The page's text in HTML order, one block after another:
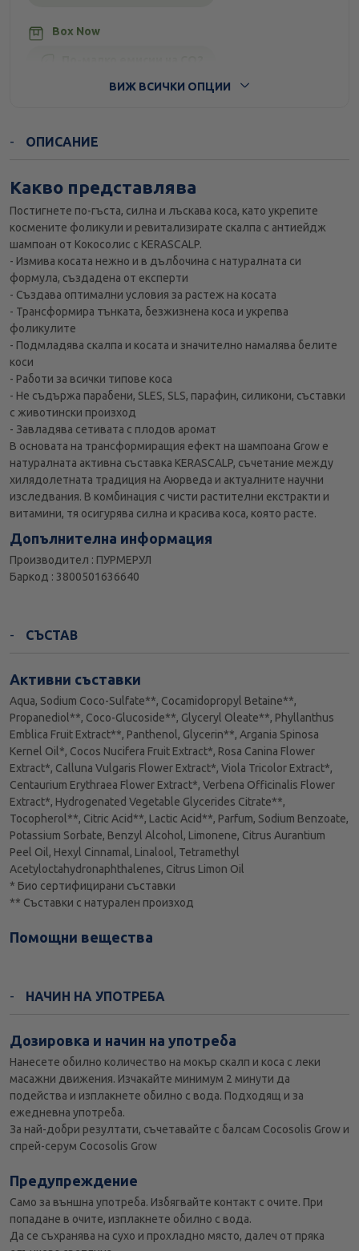
Box Now
ВИЖ ВСИЧКИ ОПЦИИ
ОПИСАНИЕ
Какво представлява
Постигнете по-гъста, силна и лъскава коса, като укрепите
космените фоликули и ревитализирате скалпа с антиейдж
шампоан от Кокосолис с KERASCALP.
- Измива косата нежно и в дълбочина с натуралната си
формула, създадена от експерти
- Създава оптимални условия за растеж на косата
- Трансформира тънката, безжизнена коса и укрепва
фоликулите
- Подмладява скалпа и косата и значително намалява белите
коси
- Работи за всички типове коса
- Не съдържа парабени, SLES, SLS, парафин, силикони, съставки
с животински произход
- Завладява сетивата с плодов аромат
В основата на трансформиращия ефект на шампоана Grow e
натуралната активна съставка KERASCALP, съчетание между
хилядолетната традиция на Аюрведа и актуалните научни
изследвания. В комбинация с чисти растителни екстракти и
витамини, тя осигурява силна и красива коса, която расте.
Допълнителна информация
Производител : ПУРМЕРУЛ
Баркод : 3800501636640
СЪСТАВ
Активни съставки
Aqua, Sodium Coco-Sulfate**, Cocamidopropyl Betaine**,
Propanediol**, Coco-Glucoside**, Glyceryl Oleate**, Phyllanthus
Emblica Fruit Extract**, Panthenol, Glycerin**, Argania Spinosa
Kernel Oil*, Cocos Nucifera Fruit Extract*, Rosa Canina Flower
Extract*, Calluna Vulgaris Flower Extract*, Viola Tricolor Extract*,
Centaurium Erythraea Flower Extract*, Verbena Officinalis Flower
Extract*, Hydrogenated Vegetable Glycerides Citrate**,
Tocopherol**, Citric Acid**, Lactic Acid**, Parfum, Sodium Benzoate,
Potassium Sorbate, Benzyl Alcohol, Limonene, Citrus Aurantium
Peel Oil, Hexyl Cinnamal, Linalool, Tetramethyl
Acetyloctahydronaphthalenes, Citrus Limon Oil
* Био сертифицирани съставки
** Съставки с натурален произход
Помощни вещества
НАЧИН НА УПОТРЕБА
Дозировка и начин на употреба
Нанесете обилно количество на мокър скалп и коса с леки
масажни движения. Изчакайте минимум 2 минути да
подейства и изплакнете обилно с вода. Подходящ и за
ежедневна употреба.
За най-добри резултати, съчетавайте с балсам Cocosolis Grow и
спрей-серум Cocosolis Grow
Предупреждение
Само за външна употреба. Избягвайте контакт с очите. При
попадане в очите, изплакнете обилно с вода.
Да се съхранява на сухо и прохладно място, далеч от пряка